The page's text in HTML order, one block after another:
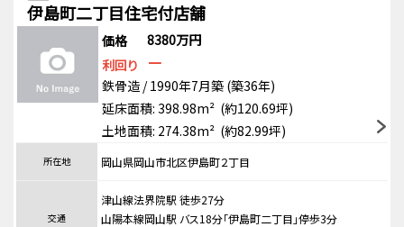
伊島町二丁目住宅付店舗
価格
8380万円
利回り
－
鉄骨造 / 1990年7月築 (築36年)
延床面積: 398.98m² (約120.69坪)
土地面積: 274.38m² (約82.99坪)
所在地 岡山県岡山市北区伊島町２丁目
交通
津山線法界院駅 徒歩27分
山陽本線岡山駅 バス18分「伊島町二丁目」停歩3分